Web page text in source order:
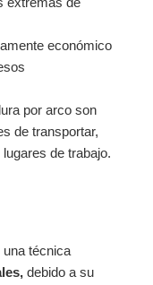
económico
por arco son
de transportar,
de trabajo.
una técnica
debido a su